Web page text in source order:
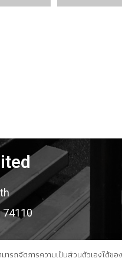
74110
ารถจัดการความเป็นส่วนตัวเองได้ข